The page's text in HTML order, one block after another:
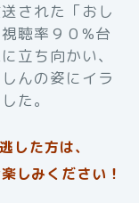
された「おし
聴率９０%台
立ち向かい、
んの姿にイラ
た。
した方は、
しみください！